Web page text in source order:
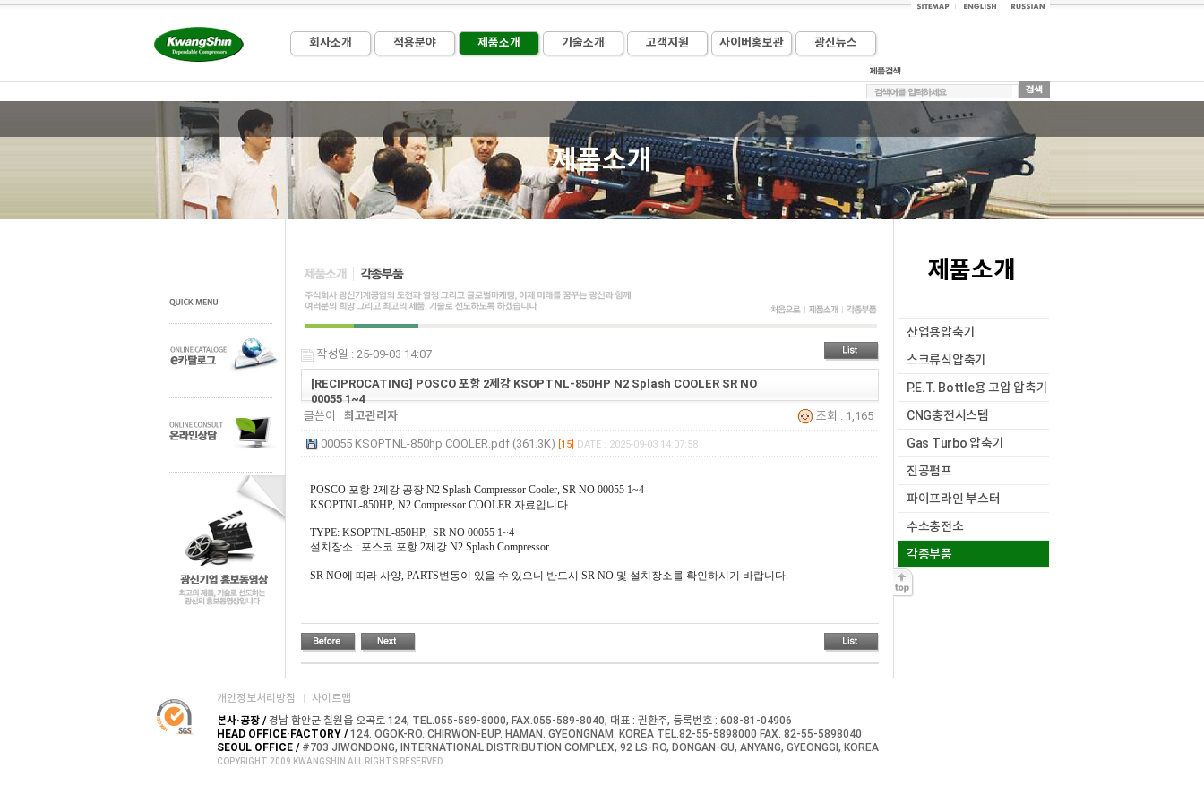
회사소개 적용분야 제품소개 기술소개 고객지원 사이버홍보관 광신뉴스
제품소개
작성일 : 25-09-03 14:07
[RECIPROCATING] POSCO 포항 2제강 KSOPTNL-850HP N2 Splash COOLER SR NO
00055 1~4
글쓴이 : 최고관리자 조회 : 1,165
00055 KSOPTNL-850hp COOLER.pdf (361.3K) [15] DATE : 2025-09-03 14:07:58
POSCO 포항 2제강 공장 N2 Splash Compressor Cooler, SR NO 00055 1~4
KSOPTNL-850HP, N2 Compressor COOLER 자료입니다.
TYPE: KSOPTNL-850HP, SR NO 00055 1~4
설치장소 : 포스코 포항 2제강 N2 Splash Compressor
SR NO에 따라 사양, PARTS변동이 있을 수 있으니 반드시 SR NO 및 설치장소를 확인하시기 바랍니다.
제품소개
산업용압축기
스크류식압축기
P.E.T. Bottle용 고압 압축기
CNG충전시스템
Gas Turbo 압축기
진공펌프
파이프라인 부스터
수소충전소
각종부품
개인정보처리방침
사이트맵
본사·공장 /경남 함안군 칠원읍 오곡로 124, TEL.055-589-8000, FAX.055-589-8040, 대표 : 권환주, 등록번호 : 608-81-04906
HEAD OFFICE·FACTORY /124. OGOK-RO. CHIRWON-EUP. HAMAN. GYEONGNAM. KOREA TEL.82-55-5898000 FAX. 82-55-5898040
SEOUL OFFICE /#703 JIWONDONG, INTERNATIONAL DISTRIBUTION COMPLEX, 92 LS-RO, DONGAN-GU, ANYANG, GYEONGGI, KOREA
COPYRIGHT 2009 KWANGSHIN ALL RIGHTS RESERVED.